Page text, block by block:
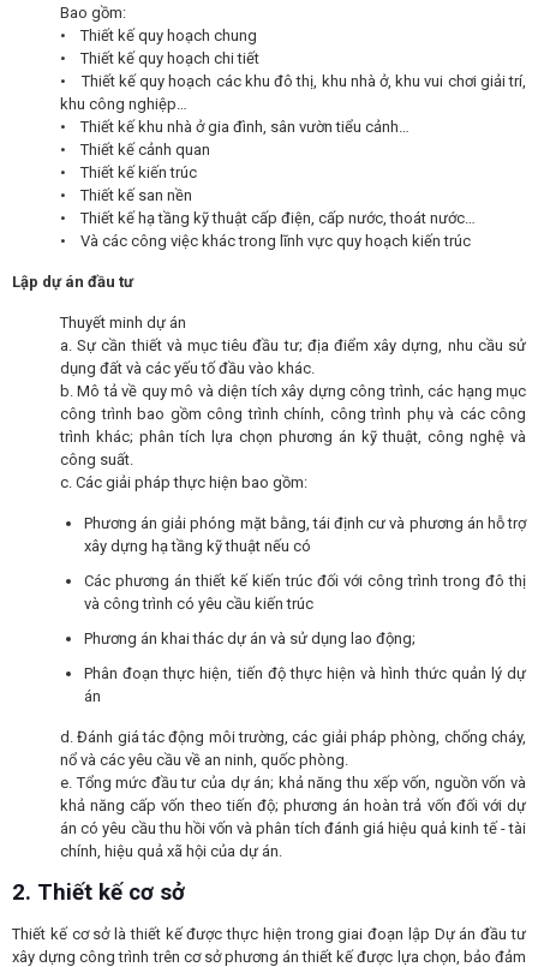
Bao gồm:
• Thiết kế quy hoạch chung
• Thiết kế quy hoạch chi tiết
• Thiết kế quy hoạch các khu đô thị, khu nhà ở, khu vui chơi giải trí,
khu công nghiệp…
• Thiết kế khu nhà ở gia đình, sân vườn tiểu cảnh…
• Thiết kế cảnh quan
• Thiết kế kiến trúc
• Thiết kế san nền
• Thiết kế hạ tầng kỹ thuật cấp điện, cấp nước, thoát nước…
• Và các công việc khác trong lĩnh vực quy hoạch kiến trúc
Lập dự án đầu tư
Thuyết minh dự án
a. Sự cần thiết và mục tiêu đầu tư; địa điểm xây dựng, nhu cầu sử
dụng đất và các yếu tố đầu vào khác.
b. Mô tả về quy mô và diện tích xây dựng công trình, các hạng mục
công trình bao gồm công trình chính, công trình phụ và các công
trình khác; phân tích lựa chọn phương án kỹ thuật, công nghệ và
công suất.
c. Các giải pháp thực hiện bao gồm:
Phương án giải phóng mặt bằng, tái định cư và phương án hỗ trợ
xây dựng hạ tầng kỹ thuật nếu có
Các phương án thiết kế kiến trúc đối với công trình trong đô thị
và công trình có yêu cầu kiến trúc
Phương án khai thác dự án và sử dụng lao động;
Phân đoạn thực hiện, tiến độ thực hiện và hình thức quản lý dự
án
d. Đánh giá tác động môi trường, các giải pháp phòng, chống cháy,
nổ và các yêu cầu về an ninh, quốc phòng.
e. Tổng mức đầu tư của dự án; khả năng thu xếp vốn, nguồn vốn và
khả năng cấp vốn theo tiến độ; phương án hoàn trả vốn đối với dự
án có yêu cầu thu hồi vốn và phân tích đánh giá hiệu quả kinh tế - tài
chính, hiệu quả xã hội của dự án.
2. Thiết kế cơ sở
Thiết kế cơ sở là thiết kế được thực hiện trong giai đoạn lập Dự án đầu tư
xây dựng công trình trên cơ sở phương án thiết kế được lựa chọn, bảo đảm